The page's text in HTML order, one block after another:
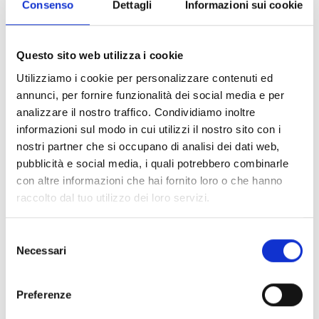
Consenso Dettagli Informazioni sui cookie
Questo sito web utilizza i cookie
Utilizziamo i cookie per personalizzare contenuti ed
annunci, per fornire funzionalità dei social media e per
analizzare il nostro traffico. Condividiamo inoltre
informazioni sul modo in cui utilizzi il nostro sito con i
nostri partner che si occupano di analisi dei dati web,
pubblicità e social media, i quali potrebbero combinarle
con altre informazioni che hai fornito loro o che hanno
raccolto dal tuo utilizzo dei loro servizi.
delNecessari
Preferenze
teto
parede
Altifalantes acústicos de
parede da série Music
Altifalantes acústicos de